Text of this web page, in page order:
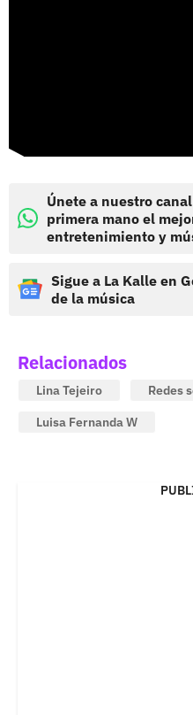
Únete a nuestro
primera mano el
entretenimiento y
Sigue a La Kalle en
de la música
Relacionados
Lina Tejeiro
Redes
Luisa Fernanda W